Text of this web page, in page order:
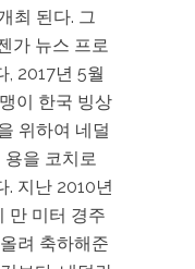
최 된다. 그
가 뉴스 프로
, 2017년 5월
이 한국 빙상
위하여 네덜
용을 코치로
. 지난 2010년
만 미터 경주
려 축하해준